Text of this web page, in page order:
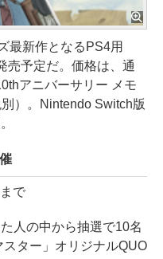
最新作となるPS4用
売予定だ。価格は、通
アニバーサリー メモ
）。Nintendo Switch版
で
人の中から抽選で10名
ター」オリジナルQUO